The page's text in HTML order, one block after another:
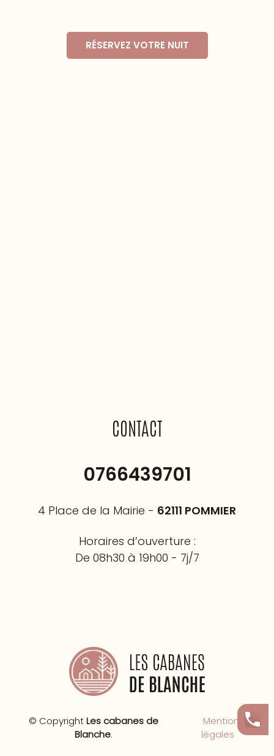
RÉSERVEZ VOTRE NUIT
CONTACT
0766439701
4 Place de la Mairie - 62111 POMMIER
Horaires d’ouverture :
De 08h30 à 19h00 - 7j/7
© CopyrightLes cabanes de
Blanche.
Mentions
légales